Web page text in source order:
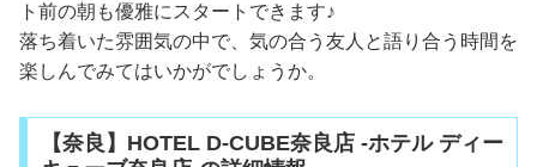
ト前の朝も優雅にスタートできます♪
落ち着いた雰囲気の中で、気の合う友人と語り合う時間を
楽しんでみてはいかがでしょうか。
【奈良】HOTEL D-CUBE奈良店 -ホテル ディー